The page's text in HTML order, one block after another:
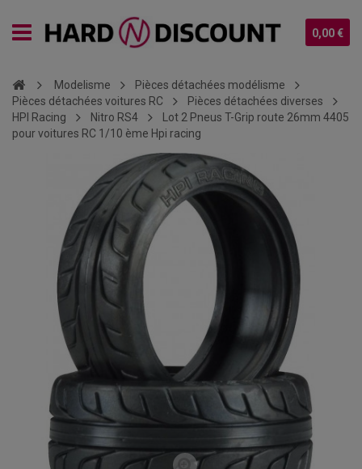
0,00 €
Modelisme
Pièces détachées modélisme
Pièces détachées voitures RC
Pièces détachées diverses
HPI Racing
Nitro RS4
Lot 2 Pneus T-Grip route 26mm 4405
pour voitures RC 1/10 ème Hpi racing